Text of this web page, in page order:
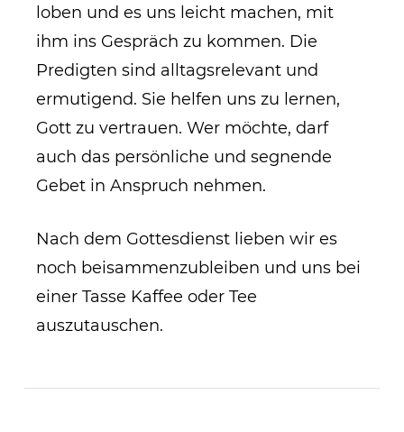
loben und es uns leicht machen, mit
ihm ins Gespräch zu kommen. Die
Predigten sind alltagsrelevant und
ermutigend. Sie helfen uns zu lernen,
Gott zu vertrauen. Wer möchte, darf
auch das persönliche und segnende
Gebet in Anspruch nehmen.
Nach dem Gottesdienst lieben wir es
noch beisammenzubleiben und uns bei
einer Tasse Kaffee oder Tee
auszutauschen.